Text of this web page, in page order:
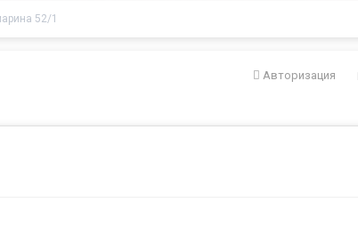
52/1
Авторизация